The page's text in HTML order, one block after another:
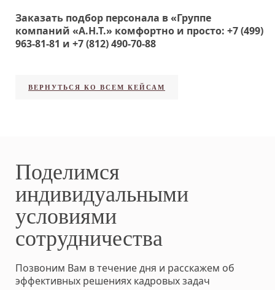
Заказать подбор персонала в «Группе
компаний «А.Н.Т.» комфортно и просто: +7 (499)
963-81-81 и +7 (812) 490-70-88
ВЕРНУТЬСЯ КО ВСЕМ КЕЙСАМ
Поделимся
индивидуальными
условиями
сотрудничества
Позвоним Вам в течение дня и расскажем об
эффективных решениях кадровых задач